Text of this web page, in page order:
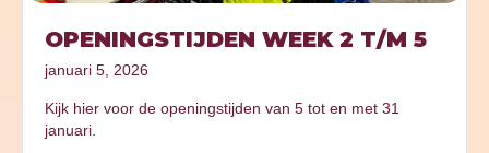
OPENINGSTIJDEN WEEK 2 T/M 5
januari 5, 2026
Kijk hier voor de openingstijden van 5 tot en met 31
januari.